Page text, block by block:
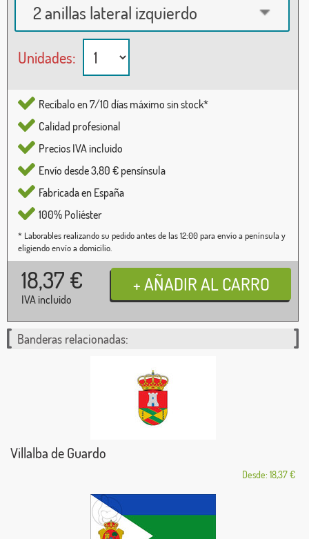
2 anillas lateral izquierdo
Unidades:
Recíbalo en 7/10 días máximo sin stock*
Calidad profesional
Precios IVA incluido
Envío desde 3,80 € pensínsula
Fabricada en España
100% Poliéster
* Laborables realizando su pedido antes de las 12:00 para envío a península y
eligiendo envío a domicilio.
18,37 €
IVA incluido
Banderas relacionadas:
Villalba de Guardo
Desde: 18,37 €